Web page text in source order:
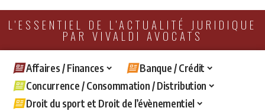
L'ESSENTIEL DE L'ACTUALITÉ JURIDIQUE
PAR VIVALDI AVOCATS
Affaires / Finances
Banque / Crédit
Concurrence / Consommation / Distribution
Droit du sport et Droit de l’évènementiel